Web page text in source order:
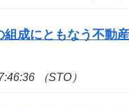
組成にともなう不動
（STO）